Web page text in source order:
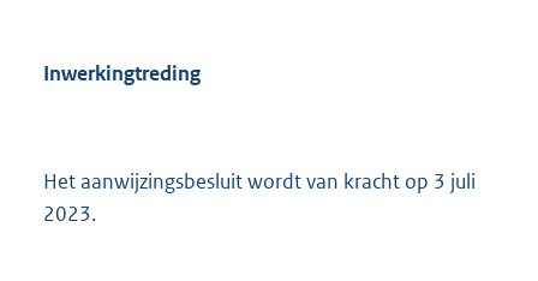
Inwerkingtreding
Het aanwijzingsbesluit wordt van kracht op 3 juli
2023.